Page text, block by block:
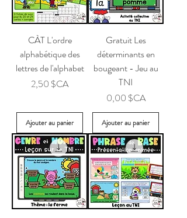
CÀT L'ordre
alphabétique des
lettres de l'alphabet
Prix
2,50 $CA
Ajouter au panier
Gratuit Les
déterminants en
bougeant - Jeu au
TNI
Prix
0,00 $CA
Ajouter au panier